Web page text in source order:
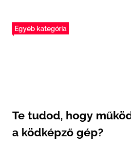
Egyéb kategória
Te tudod, hogy
a ködképző gép?